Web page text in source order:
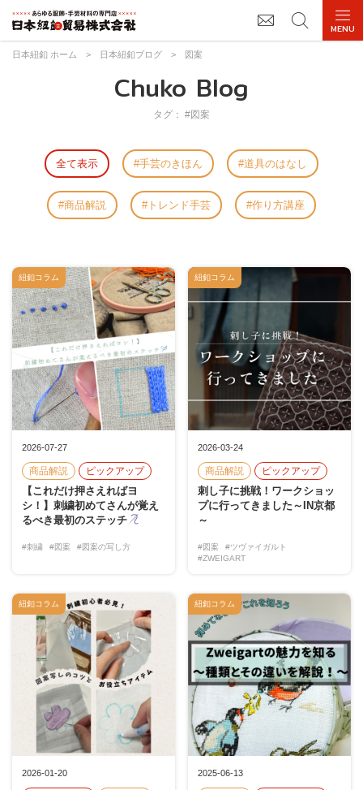
日本紐釦 ホーム > 日本紐釦ブログ > 図案
Chuko Blog
タグ： #図案
全て表示 手芸のきほん 道具のはなし
商品解説 トレンド手芸 作り方講座
2026-07-27
商品解説 ピックアップ
【これだけ押さえればヨ
シ！】刺繍初めてさんが覚え
るべき最初のステッチ
#刺繍 #図案 #図案の写し方
紐釦コラム
2026-03-24
商品解説 ピックアップ
刺し子に挑戦！ワークショッ
プに行ってきました～IN京都
～
#図案
#ツヴァイガルト
#ZWEIGART
紐釦コラム
2026-01-20
紐釦コラム
2025-06-13
紐釦コラム